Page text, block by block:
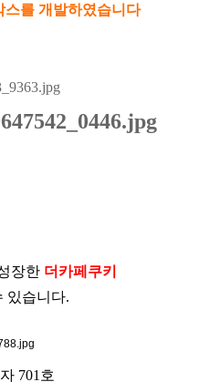
스를 개발하였습니다
장한 더카페쿠키
있습니다.
701호